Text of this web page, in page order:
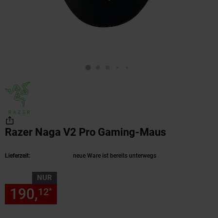
Razer Naga V2 Pro Gaming-Maus
Lieferzeit: neue Ware ist bereits unterwegs
NUR
190,12*